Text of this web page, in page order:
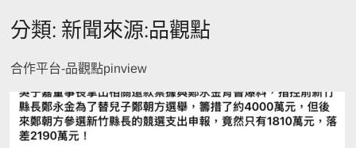
分類: 新聞來源:品觀點
合作平台-品觀點pinview